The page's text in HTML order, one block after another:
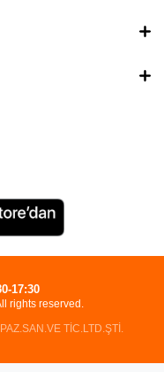
rights reserved.
TİC.LTD.ŞTİ.
17:30